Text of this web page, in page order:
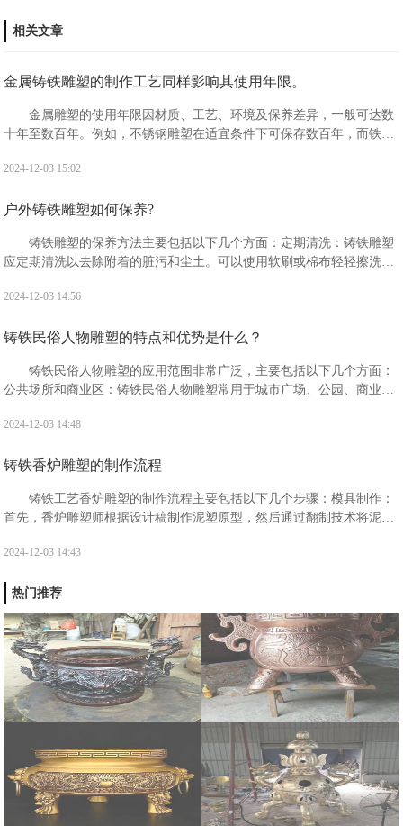
相关文章
金属铸铁雕塑的制作工艺同样影响其使用年限。
金属雕塑的使用年限因材质、工艺、环境及保养差异，一般可达数
十年至数百年。例如，不锈钢雕塑在适宜条件下可保存数百年，而铁艺
2024-12-03 15:02
户外铸铁雕塑如何保养?
‌铸铁雕塑的保养方法主要包括以下几个方面‌：‌定期清洗‌：铸铁雕塑
应定期清洗以去除附着的脏污和尘土。可以使用软刷或棉布轻轻擦洗，
2024-12-03 14:56
铸铁民俗人物雕塑的特点和优势‌是什么？
铸铁民俗人物雕塑的应用范围非常广泛，主要包括以下几个方面‌：‌
公共场所和商业区‌：铸铁民俗人物雕塑常用于城市广场、公园、商业街
市的文化氛围和艺术气息‌。
2024-12-03 14:48
铸铁香炉雕塑的制作流程
‌铸铁工艺香炉雕塑的制作流程主要包括以下几个步骤‌：‌模具制作‌：
首先，香炉雕塑师根据设计稿制作泥塑原型，然后通过翻制技术将泥塑
2024-12-03 14:43
热门推荐